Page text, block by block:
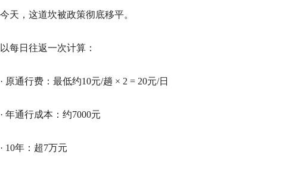
今天，这道坎被政策彻底移平。
以每日往返一次计算：
· 原通行费：最低约10元/趟 × 2 = 20元/日
· 年通行成本：约7000元
· 10年：超7万元